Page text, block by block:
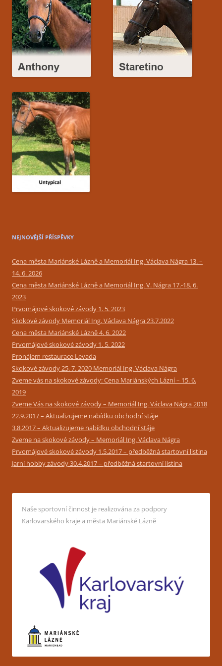
NEJNOVĚJŠÍ PŘÍSPĚVKY
Cena města Mariánské Lázně a Memoriál Ing. Václava Nágra 13. –
14. 6. 2026
Cena města Mariánské Lázně a Memoriál Ing. V. Nágra 17.-18. 6.
2023
Prvomájové skokové závody 1. 5. 2023
Skokové závody Memoriál Ing. Václava Nágra 23.7.2022
Cena města Mariánské Lázně 4. 6. 2022
Prvomájové skokové závody 1. 5. 2022
Pronájem restaurace Levada
Skokové závody 25. 7. 2020 Memoriál Ing. Václava Nágra
Zveme vás na skokové závody: Cena Mariánských Lázní – 15. 6.
2019
Zveme Vás na skokové závody – Memoriál Ing. Václava Nágra 2018
22.9.2017 – Aktualizujeme nabídku obchodní stáje
3.8.2017 – Aktualizujeme nabídku obchodní stáje
Zveme na skokové závody – Memoriál Ing. Václava Nágra
Prvomájové skokové závody 1.5.2017 – předběžná startovní listina
Jarní hobby závody 30.4.2017 – předběžná startovní listina
Naše sportovní činnost je realizována za podpory
Karlovarského kraje a města Mariánské Lázně